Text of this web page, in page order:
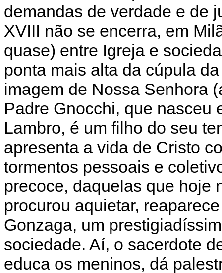
demandas de verdade e de
XVIII não se encerra, em
quase) entre Igreja e
ponta mais alta da cúpula
imagem de Nossa Senhora
Padre Gnocchi, que nasceu
Lambro, é um filho do seu
apresenta a vida de Cristo
tormentos pessoais e
precoce, daquelas que hoje
procurou aquietar,
Gonzaga, um
sociedade. Aí, o sacerdote
educa os meninos, dá